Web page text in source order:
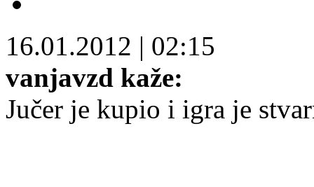
16.01.2012 | 02:15
vanjavzd kaže:
Jučer je kupio i igra je